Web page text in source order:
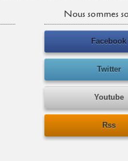
Nous sommes
Facebook
Twitter
Youtube
Rss